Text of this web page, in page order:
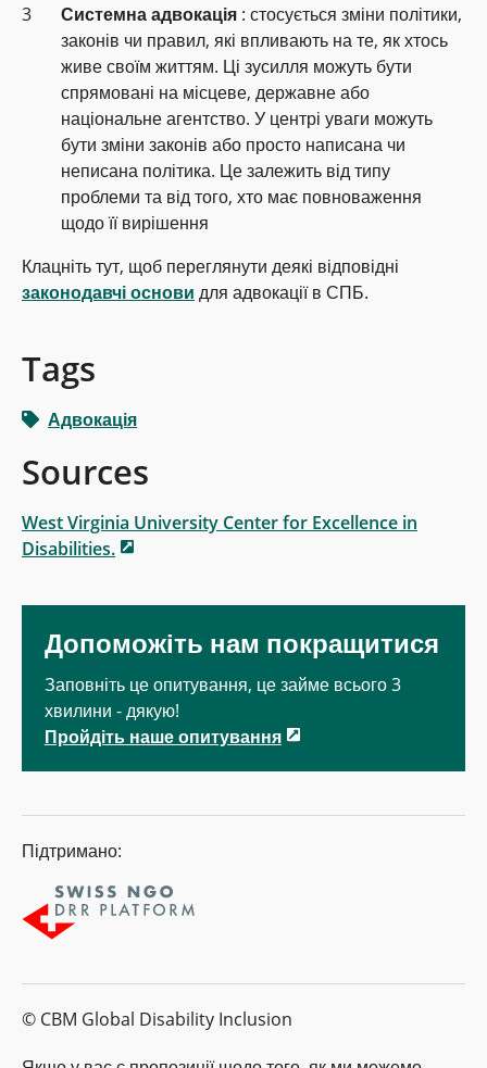
Системна адвокація : стосується зміни політики,
законів чи правил, які впливають на те, як хтось
живе своїм життям. Ці зусилля можуть бути
спрямовані на місцеве, державне або
національне агентство. У центрі уваги можуть
бути зміни законів або просто написана чи
неписана політика. Це залежить від типу
проблеми та від того, хто має повноваження
щодо її вирішення
Клацніть тут, щоб переглянути деякі відповідні
законодавчі основи для адвокації в СПБ.
Tags
Адвокація
Sources
West Virginia University Center for Excellence in
Disabilities.
Допоможіть нам покращитися
Заповніть це опитування, це займе всього 3
хвилини - дякую!
Пройдіть наше опитування
Підтримано:
© CBM Global Disability Inclusion